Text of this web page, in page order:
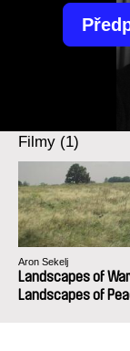
Filmy (1)
Aron Sekelj
Landscapes of
Landscapes of